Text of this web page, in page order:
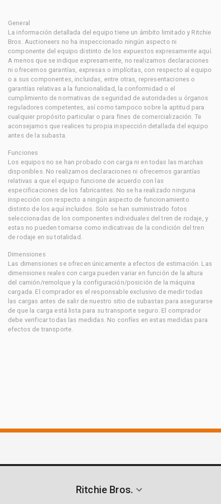
General
La información detallada del equipo tiene un ámbito limitado y Ritchie
Bros. Auctioneers no ha inspeccionado ningún aspecto ni
componente del equipo distinto de los expuestos expresamente aquí.
A menos que se indique expresamente, no realizamos declaraciones
ni ofrecemos garantías, expresas o implícitas, con respecto al equipo
o a sus componentes, incluidas, entre otras, representaciones o
garantías relativas a la funcionalidad, la conformidad o el
cumplimiento de normativas de seguridad de autoridades u órganos
reguladores competentes, así como tampoco sobre la aptitud para
cualquier propósito particular o para fines de comercialización. Te
aconsejamos que realices tu propia inspección detallada del equipo
antes de la subasta.
Funciones
Los equipos no se han probado con carga ni en todas las marchas
disponibles. No realizamos declaraciones ni ofrecemos garantías
relativas a que el equipo funcione de acuerdo con las
especificaciones de los fabricantes. No se ha realizado ninguna
inspección con respecto a ningún aspecto de funcionamiento
distinto de los aquí incluidos. Solo se han suministrado fotos
seleccionadas de los componentes individuales del tren de rodaje, y
estas no pueden tomarse como indicativas de la condición del tren
de rodaje en su totalidad.
Dimensiones
Las dimensiones se ofrecen únicamente a efectos de estimación. Las
dimensiones reales con carga pueden variar en función de la altura
del camión/remolque y la configuración/posición de la máquina
cargada. El comprador es el responsable exclusivo de medir todas
las cargas antes de salir de nuestro sitio de subastas para asegurarse
de que la carga está lista para su transporte seguro. El comprador
debe verificar todas las medidas. No confíes en estas medidas para
efectos de transporte.
Ritchie Bros.